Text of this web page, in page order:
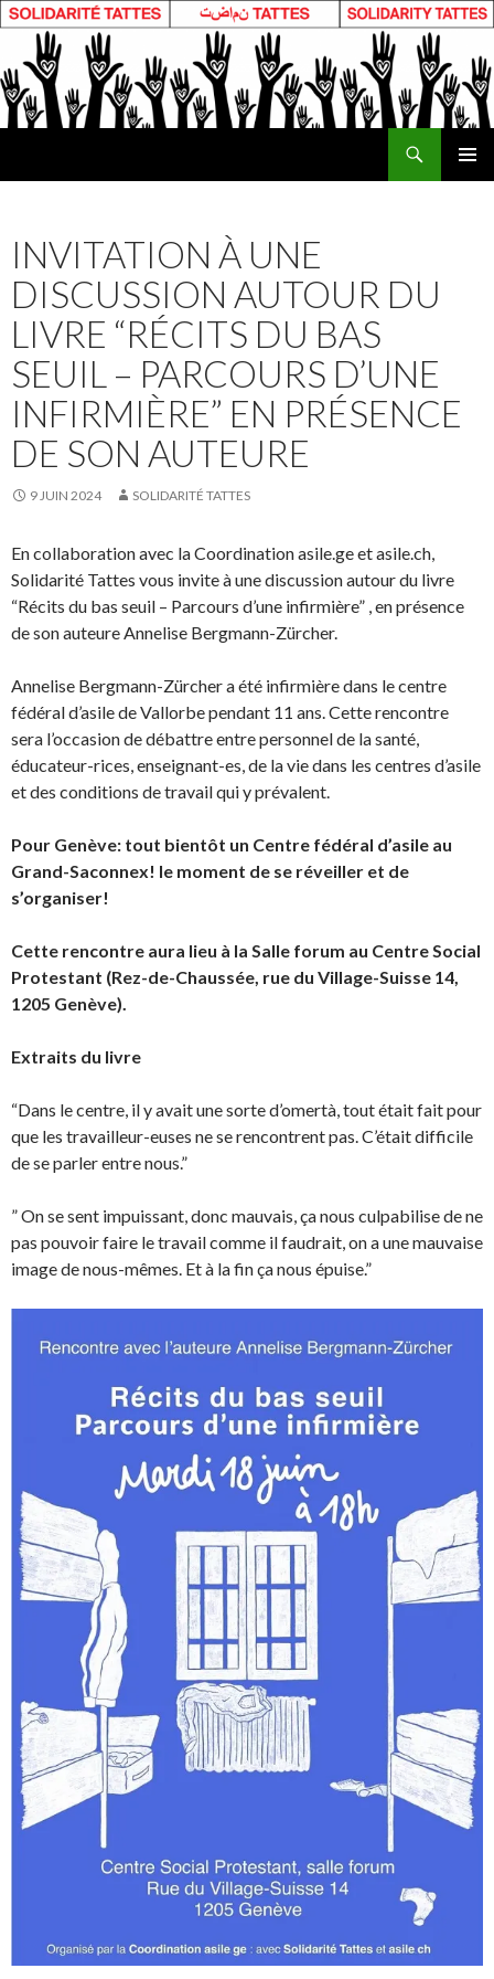
INVITATION À UNE
DISCUSSION AUTOUR DU
LIVRE “RÉCITS DU BAS
SEUIL – PARCOURS D’UNE
INFIRMIÈRE” EN PRÉSENCE
DE SON AUTEURE
9 JUIN 2024 SOLIDARITÉ TATTES
En collaboration avec la Coordination asile.ge et asile.ch,
Solidarité Tattes vous invite à une discussion autour du livre
“Récits du bas seuil – Parcours d’une infirmière” , en présence
de son auteure Annelise Bergmann-Zürcher.
Annelise Bergmann-Zürcher a été infirmière dans le centre
fédéral d’asile de Vallorbe pendant 11 ans. Cette rencontre
sera l’occasion de débattre entre personnel de la santé,
éducateur-rices, enseignant-es, de la vie dans les centres d’asile
et des conditions de travail qui y prévalent.
Pour Genève: tout bientôt un Centre fédéral d’asile au
Grand-Saconnex! le moment de se réveiller et de
s’organiser!
Cette rencontre aura lieu à la Salle forum au Centre Social
Protestant (Rez-de-Chaussée, rue du Village-Suisse 14,
1205 Genève).
Extraits du livre
“Dans le centre, il y avait une sorte d’omertà, tout était fait pour
que les travailleur-euses ne se rencontrent pas. C’était difficile
de se parler entre nous.”
” On se sent impuissant, donc mauvais, ça nous culpabilise de ne
pas pouvoir faire le travail comme il faudrait, on a une mauvaise
image de nous-mêmes. Et à la fin ça nous épuise.”